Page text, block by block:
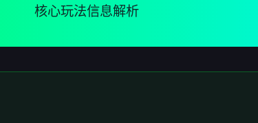
核心玩法信息解析